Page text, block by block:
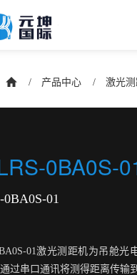
/ 产品中心 / 激光
0BA0S-
0BA0S-01
01激光测距机为吊舱
过串口通讯将测得距离传输